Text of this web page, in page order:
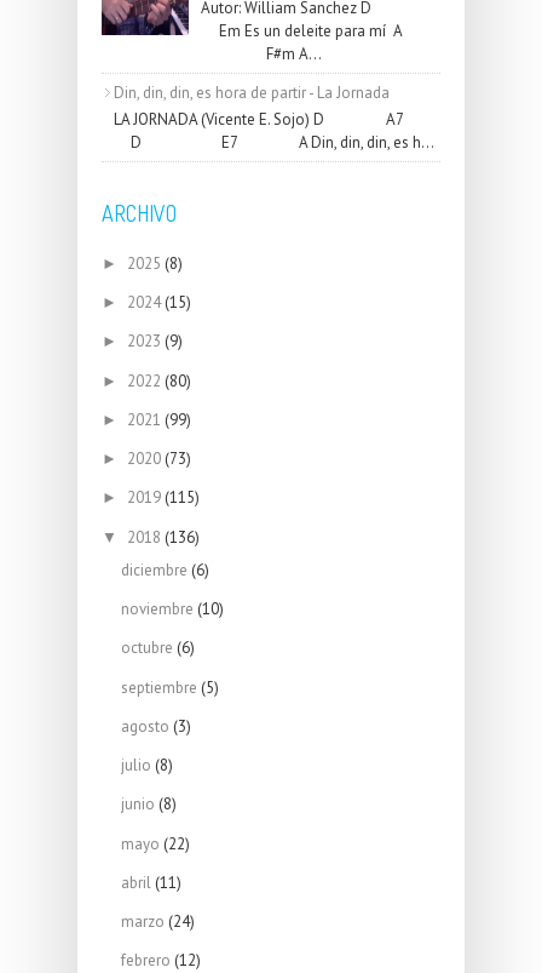
Autor: William Sanchez D
Em Es un deleite para mí A
F#m A...
Din, din, din, es hora de partir - La Jornada
LA JORNADA (Vicente E. Sojo) D A7
D E7 A Din, din, din, es h...
ARCHIVO
► 2025 (8)
► 2024 (15)
► 2023 (9)
► 2022 (80)
► 2021 (99)
► 2020 (73)
► 2019 (115)
▼ 2018 (136)
diciembre (6)
noviembre (10)
octubre (6)
septiembre (5)
agosto (3)
julio (8)
junio (8)
mayo (22)
abril (11)
marzo (24)
febrero (12)